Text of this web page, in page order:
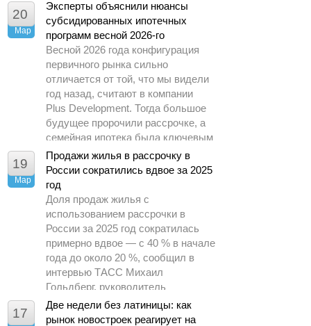
– почти в 1,5 раза.
20
Мар
Эксперты объяснили нюансы
субсидированных ипотечных
программ весной 2026-го
Весной 2026 года конфигурация
первичного рынка сильно
отличается от той, что мы видели
год назад, считают в компании
Plus Development. Тогда большое
будущее пророчили рассрочке, а
семейная ипотека была ключевым
драйвером спроса.
19
Мар
Продажи жилья в рассрочку в
России сократились вдвое за 2025
год
Доля продаж жилья с
использованием рассрочки в
России за 2025 год сократилась
примерно вдвое — с 40 % в начале
года до около 20 %, сообщил в
интервью ТАСС Михаил
Гольдберг, руководитель
аналитического центра ДОМ.РФ.
17
Две недели без латиницы: как
рынок новостроек реагирует на